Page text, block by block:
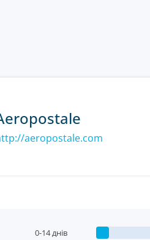
aeropostale.com
0-14 днів